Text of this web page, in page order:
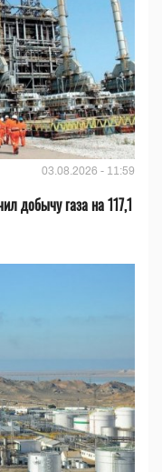
03.08.2026 - 11:59
добычу газа на 117,1